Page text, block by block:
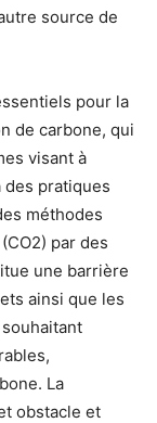
source de
pour la
de carbone, qui
visant à
des pratiques
méthodes
par des
une barrière
ainsi que les
La
obstacle et